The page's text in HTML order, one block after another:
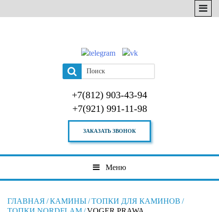
+7(812) 903-43-94
+7(921) 991-11-98
ЗАКАЗАТЬ ЗВОНОК
Меню
ГЛАВНАЯ /КАМИНЫ/ТОПКИ ДЛЯ КАМИНОВ /